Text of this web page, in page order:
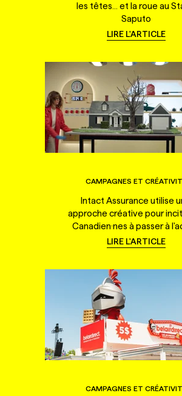
les têtes... et la roue au
Saputo
LIRE L'ARTICLE
CAMPAGNES ET
Intact Assurance utilise
approche créative pour
Canadien·nes à passer à
LIRE L'ARTICLE
CAMPAGNES ET